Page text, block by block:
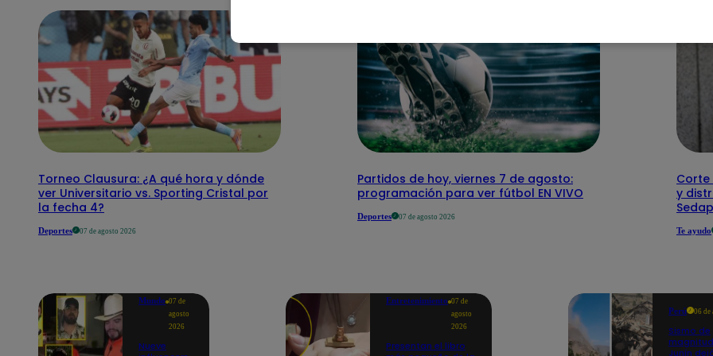
Torneo Clausura: ¿A qué hora y dónde
ver Universitario vs. Sporting Cristal por
la fecha 4?
Deportes 07 de agosto 2026
Partidos de hoy, viernes 7 de agosto:
programación para ver fútbol EN VIVO
Deportes 07 de agosto 2026
Corte
y
Te ayudo
Mundo 07 de
agosto
2026
Nueve
Entretenimiento 07 de
agosto
2026
Presentan el libro
Perú 06 de
Sismo de
Junín